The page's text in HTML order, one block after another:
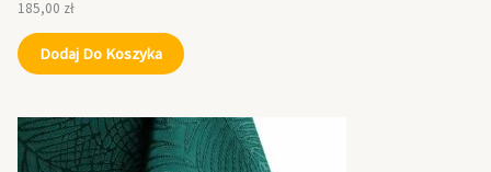
185,00 zł
Dodaj Do Koszyka